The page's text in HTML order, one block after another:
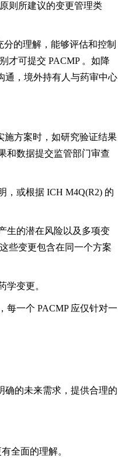
则所建议的变更管理类
的理解，能够评估和控制
才可提交 PACMP 。如降
通，境外持有人与药审中心
方案时，如研究验证结果
和数据提交监管部门审查
或根据 ICH M4Q(R2) 的
生的潜在风险以及多项变
些变更包含在同一个方案
变更。
一个 PACMP 应仅针对一
的未来需求，提供合理的
全面的理解。